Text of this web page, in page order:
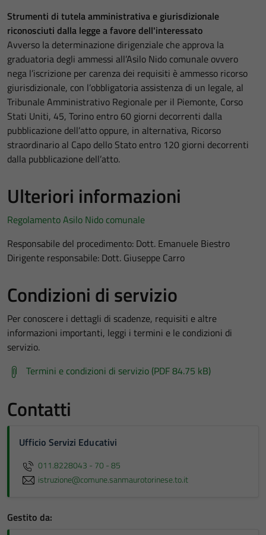
Strumenti di tutela amministrativa e giurisdizionale
riconosciuti dalla legge a favore dell'interessato
Avverso la determinazione dirigenziale che approva la
graduatoria degli ammessi all’Asilo Nido comunale ovvero
nega l’iscrizione per carenza dei requisiti è ammesso ricorso
giurisdizionale, con l’obbligatoria assistenza di un legale, al
Tribunale Amministrativo Regionale per il Piemonte, Corso
Stati Uniti, 45, Torino entro 60 giorni decorrenti dalla
pubblicazione dell’atto oppure, in alternativa, Ricorso
straordinario al Capo dello Stato entro 120 giorni decorrenti
dalla pubblicazione dell’atto.
Ulteriori informazioni
Regolamento Asilo Nido comunale
Responsabile del procedimento: Dott. Emanuele Biestro
Dirigente responsabile: Dott. Giuseppe Carro
Condizioni di servizio
Per conoscere i dettagli di scadenze, requisiti e altre
informazioni importanti, leggi i termini e le condizioni di
servizio.
Termini e condizioni di servizio (PDF 84.75 kB)
Contatti
Ufficio Servizi Educativi
011.8228043 - 70 - 85
istruzione@comune.sanmaurotorinese.to.it
Gestito da: